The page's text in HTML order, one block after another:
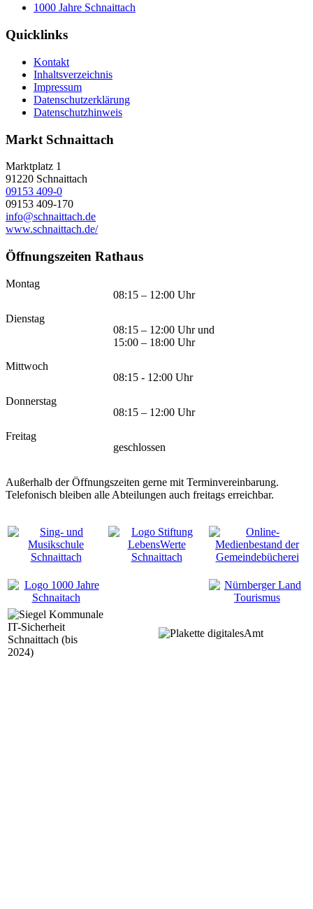
1000 Jahre Schnaittach
Quicklinks
Kontakt
Inhaltsverzeichnis
Impressum
Datenschutzerklärung
Datenschutzhinweis
Markt Schnaittach
Marktplatz 1
91220 Schnaittach
09153 409-0
09153 409-170
info@schnaittach.de
www.schnaittach.de/
Öffnungszeiten Rathaus
Montag
08:15 – 12:00 Uhr
Dienstag
08:15 – 12:00 Uhr und
15:00 – 18:00 Uhr
Mittwoch
08:15 - 12:00 Uhr
Donnerstag
08:15 – 12:00 Uhr
Freitag
geschlossen
Außerhalb der Öffnungszeiten gerne mit Terminvereinbarung.
Telefonisch bleiben alle Abteilungen auch freitags erreichbar.